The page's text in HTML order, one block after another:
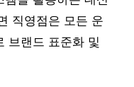
직영점은 모든 운
브랜드 표준화 및